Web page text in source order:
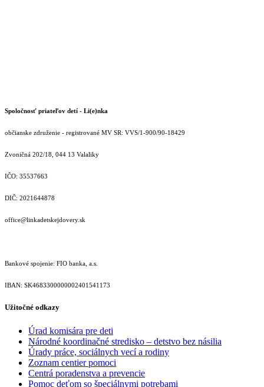
Spoločnosť priateľov detí - Li(e)nka
občianske združenie - registrované MV SR: VVS/1-900/90-18429
Zvoničná 202/18, 044 13 Valaliky
IČO: 35537663
DIČ: 2021644878
office@linkadetskejdovery.sk
Bankové spojenie: FIO banka, a.s.
IBAN: SK46833000000­02401541173
Užitočné odkazy
Úrad komisára pre deti
Národné koordinačné stredisko – detstvo bez násilia
Úrady práce, sociálnych vecí a rodiny
Zoznam centier pomoci
Centrá poradenstva a prevencie
Pomoc deťom so špeciálnymi potrebami